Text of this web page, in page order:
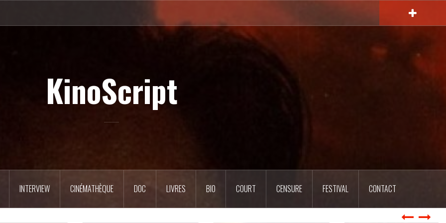
KinoScript
INTERVIEW CINÉMATHÈQUE DOC LIVRES BIO COURT CENSURE FESTIVAL CONTACT